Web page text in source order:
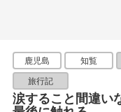
鹿児島 知覧
旅行記
涙すること間違い